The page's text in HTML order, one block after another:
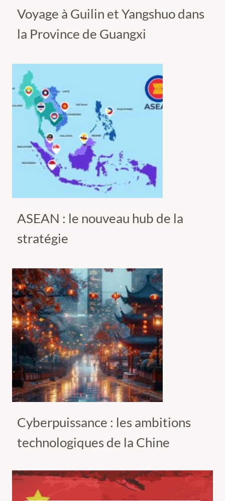
Voyage à Guilin et Yangshuo dans
la Province de Guangxi
ASEAN : le nouveau hub de la
stratégie
Cyberpuissance : les ambitions
technologiques de la Chine